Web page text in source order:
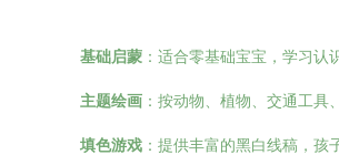
基础启蒙 ：适合零基础宝宝，学习认
主题绘画 ：按动物、植物、交通工具
填色游戏 ：提供丰富的黑白线稿，孩